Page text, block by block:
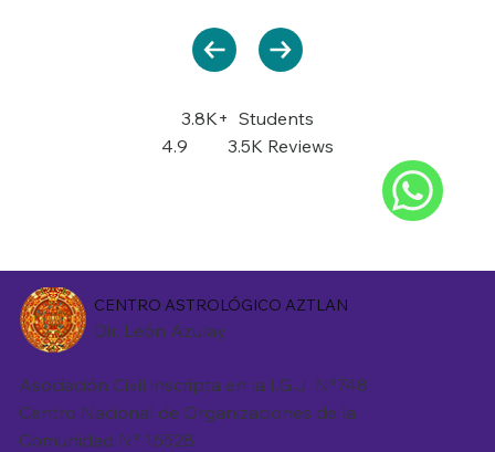
3.8K+ Students
4.9
3.5K Reviews
CENTRO ASTROLÓGICO AZTLAN
Dir. León Azulay
Asociación Civil inscripta en la I.G.J. N°748
Centro Nacional de Organizaciones de la
Comunidad N° 16528